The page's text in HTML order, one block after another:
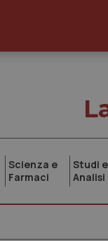
Scienza e
Farmaci
Studi e
Analisi